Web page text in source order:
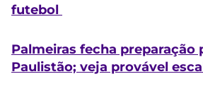
futebol
Palmeiras fecha preparação
Paulistão; veja provável